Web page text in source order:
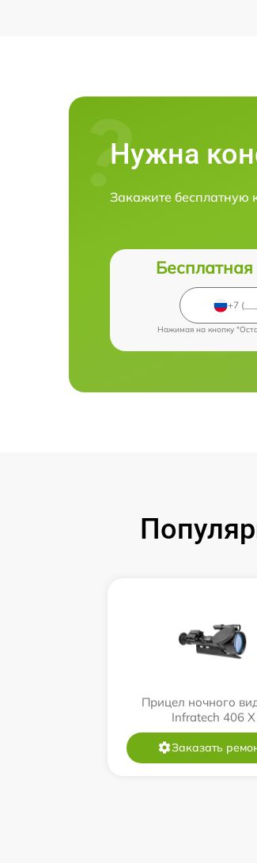
Нужна
Закажите бесплатную
Нажимая на кнопку
Прицел ночного
Infratech 406 Х
Заказать